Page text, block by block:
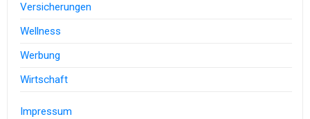
Versicherungen
Wellness
Werbung
Wirtschaft
Impressum